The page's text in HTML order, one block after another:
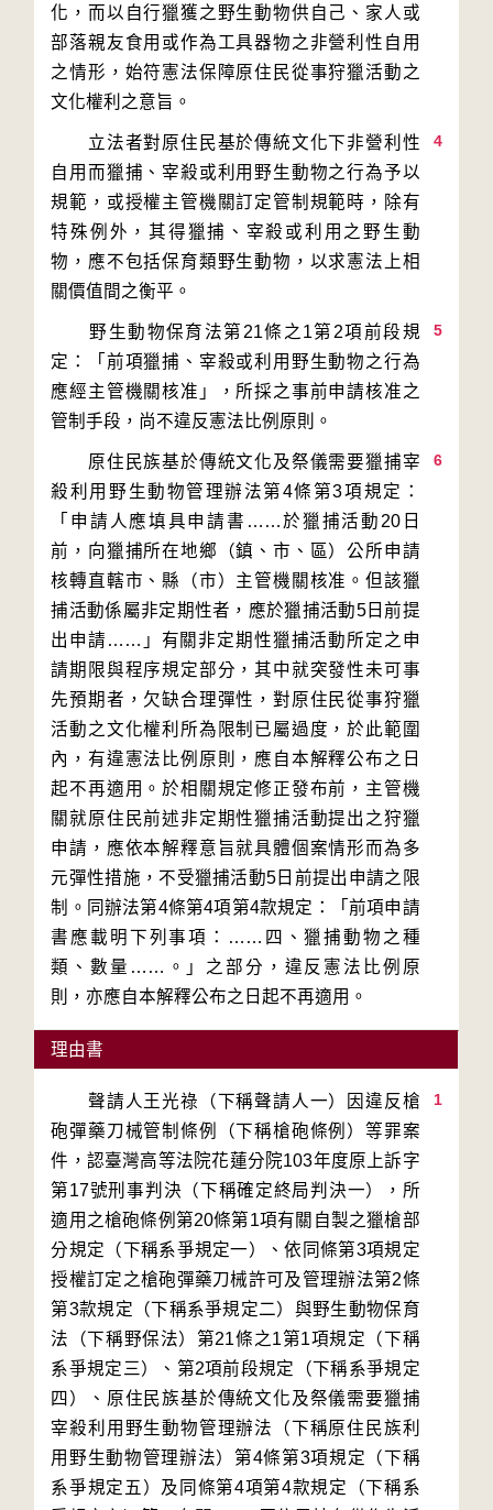
化，而以自行獵獲之野生動物供自己、家人或
部落親友食用或作為工具器物之非營利性自用
之情形，始符憲法保障原住民從事狩獵活動之
4
立法者對原住民基於傳統文化下非營利性
自用而獵捕、宰殺或利用野生動物之行為予以
規範，或授權主管機關訂定管制規範時，除有
特殊例外，其得獵捕、宰殺或利用之野生動
物，應不包括保育類野生動物，以求憲法上相
5
野生動物保育法第21條之1第2項前段規
定：「前項獵捕、宰殺或利用野生動物之行為
應經主管機關核准」，所採之事前申請核准之
6
原住民族基於傳統文化及祭儀需要獵捕宰
殺利用野生動物管理辦法第4條第3項規定：
「申請人應填具申請書……於獵捕活動20日
前，向獵捕所在地鄉（鎮、市、區）公所申請
核轉直轄市、縣（市）主管機關核准。但該獵
捕活動係屬非定期性者，應於獵捕活動5日前提
出申請……」有關非定期性獵捕活動所定之申
請期限與程序規定部分，其中就突發性未可事
先預期者，欠缺合理彈性，對原住民從事狩獵
活動之文化權利所為限制已屬過度，於此範圍
內，有違憲法比例原則，應自本解釋公布之日
起不再適用。於相關規定修正發布前，主管機
關就原住民前述非定期性獵捕活動提出之狩獵
申請，應依本解釋意旨就具體個案情形而為多
元彈性措施，不受獵捕活動5日前提出申請之限
制。同辦法第4條第4項第4款規定：「前項申請
書應載明下列事項：……四、獵捕動物之種
類、數量……。」之部分，違反憲法比例原
理由書
1
聲請人王光祿（下稱聲請人一）因違反槍
砲彈藥刀械管制條例（下稱槍砲條例）等罪案
件，認臺灣高等法院花蓮分院103年度原上訴字
第17號刑事判決（下稱確定終局判決一），所
適用之槍砲條例第20條第1項有關自製之獵槍部
分規定（下稱系爭規定一）、依同條第3項規定
授權訂定之槍砲彈藥刀械許可及管理辦法第2條
第3款規定（下稱系爭規定二）與野生動物保育
法（下稱野保法）第21條之1第1項規定（下稱
系爭規定三）、第2項前段規定（下稱系爭規定
四）、原住民族基於傳統文化及祭儀需要獵捕
宰殺利用野生動物管理辦法（下稱原住民族利
用野生動物管理辦法）第4條第3項規定（下稱
系爭規定五）及同條第4項第4款規定（下稱系